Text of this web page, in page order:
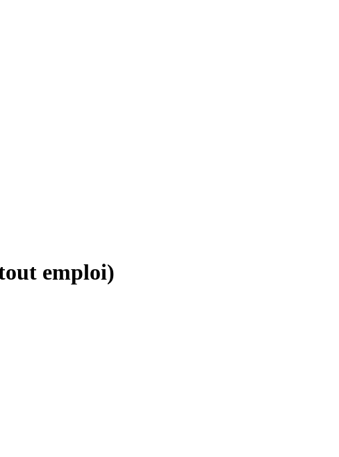
emploi)